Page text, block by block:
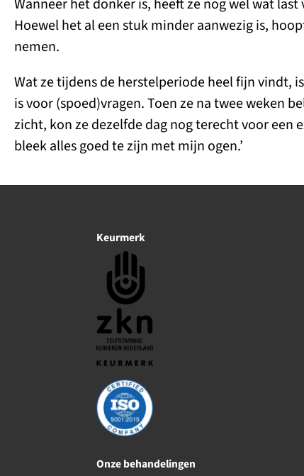
Wanneer het donker is, heeft ze nog wel wat last
Hoewel het al een stuk minder aanwezig is,
nemen.
Wat ze tijdens de herstelperiode heel fijn vindt,
is voor (spoed)vragen. Toen ze na twee weken
zicht, kon ze dezelfde dag nog terecht voor een
bleek alles goed te zijn met mijn ogen.’
Keurmerk
Onze behandelingen